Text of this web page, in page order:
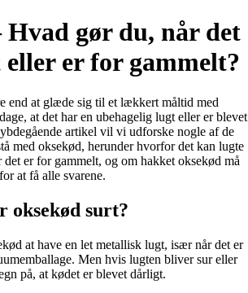
Hvad gør du, når det
er for gammelt?
end at glæde sig til et lækkert måltid med
at det har en ubehagelig lugt eller er blevet
artikel vil vi udforske nogle af de
med oksekød, herunder hvorfor det kan lugte
det er for gammelt, og om hakket oksekød må
at få alle svarene.
oksekød surt?
at have en let metallisk lugt, især når det er
Men hvis lugten bliver sur eller
på, at kødet er blevet dårligt.